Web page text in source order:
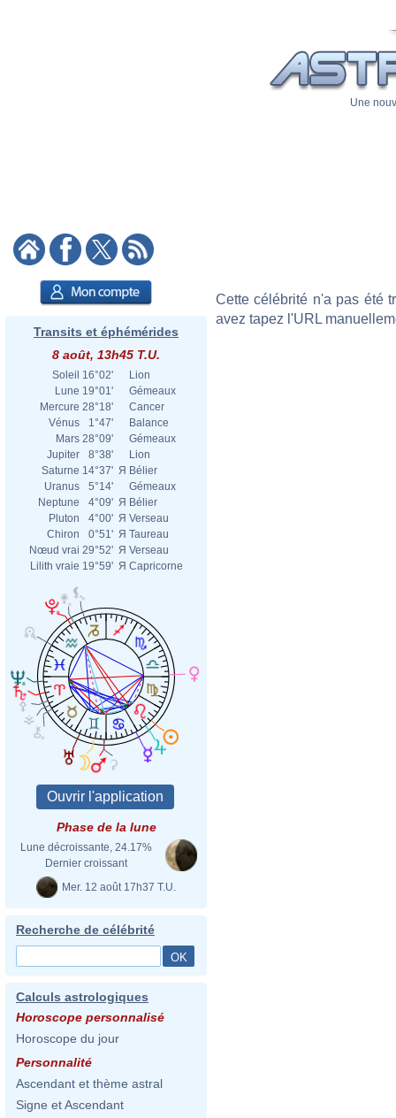
Une
Transits et éphémérides
8 août, 13h45 T.U.
Soleil 16°02'
Lion
Lune 19°01'
Gémeaux
Mercure 28°18'
Cancer
Vénus
1°47'
Balance
Mars 28°09'
Gémeaux
Jupiter
8°38'
Lion
Saturne 14°37' Я Bélier
Uranus
5°14'
Gémeaux
Neptune
4°09' Я Bélier
Pluton
4°00' Я Verseau
Chiron
0°51' Я Taureau
Nœud vrai 29°52' Я Verseau
Lilith vraie 19°59' Я Capricorne
Phase de la lune
Lune décroissante, 24.17%
Dernier croissant
Mer. 12 août 17h37 T.U.
Recherche de célébrité
Calculs astrologiques
Horoscope personnalisé
Horoscope du jour
Personnalité
Ascendant et thème astral
Signe et Ascendant
Cette célébrité n'a pas été
avez tapez l'URL